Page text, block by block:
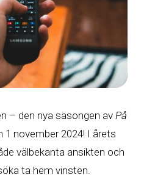
– den nya säsongen av På
1 november 2024! I årets
välbekanta ansikten och
ta hem vinsten.